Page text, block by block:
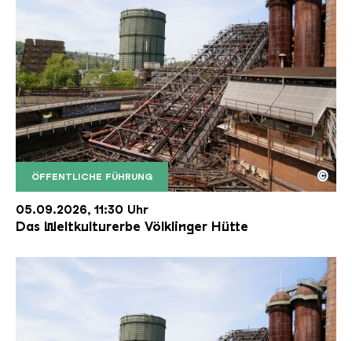
ÖFFENTLICHE FÜHRUNG
Der Erzschrägaufzug der Völklinger Hütte mit
Copyright: Weltkulturerbe Völklinger Hütte | Karl
©
05.09.2026, 11:30 Uhr
Das Weltkulturerbe Völklinger Hütte